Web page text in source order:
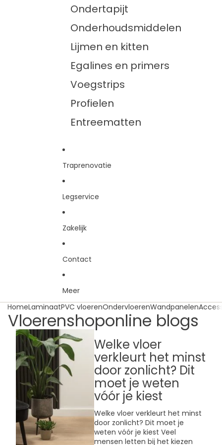
Ondertapijt
Onderhoudsmiddelen
Lijmen en kitten
Egalines en primers
Voegstrips
Profielen
Entreematten
Traprenovatie
Legservice
Zakelijk
Contact
Meer
HomeLaminaatPVC vloerenOndervloerenWandpanelen
Vloerenshoponline blogs
Welke vloer
verkleurt het minst
door zonlicht? Dit
moet je weten
vóór je kiest
Welke vloer verkleurt het minst
door zonlicht? Dit moet je
weten vóór je kiest Veel
mensen letten bij het kiezen